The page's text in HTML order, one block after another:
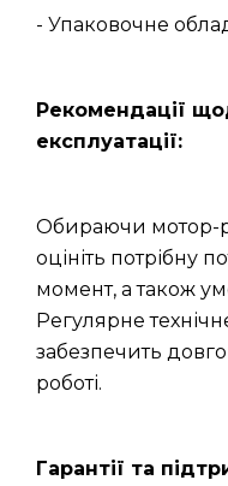
- Упаковочне
Рекомендації
експлуатації:
Обираючи мотор-
оцініть потрібну
момент, а також
Регулярне
забезпечить
роботі.
Гарантії та